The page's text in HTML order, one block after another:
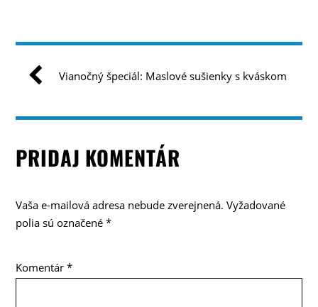
Vianočný špeciál: Maslové sušienky s kváskom
PRIDAJ KOMENTÁR
Vaša e-mailová adresa nebude zverejnená. Vyžadované
polia sú označené*
Komentár*